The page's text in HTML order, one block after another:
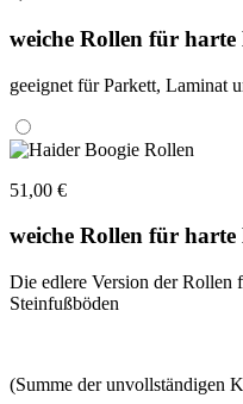
weiche Rollen für harte
geeignet für Parkett, Laminat
51,00 €
weiche Rollen für
Die edlere Version der Rollen
Steinfußböden
(Summe der unvollständigen